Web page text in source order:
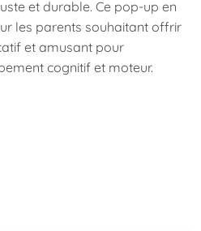
et durable. Ce pop-up en
les parents souhaitant offrir
et amusant pour
cognitif et moteur.